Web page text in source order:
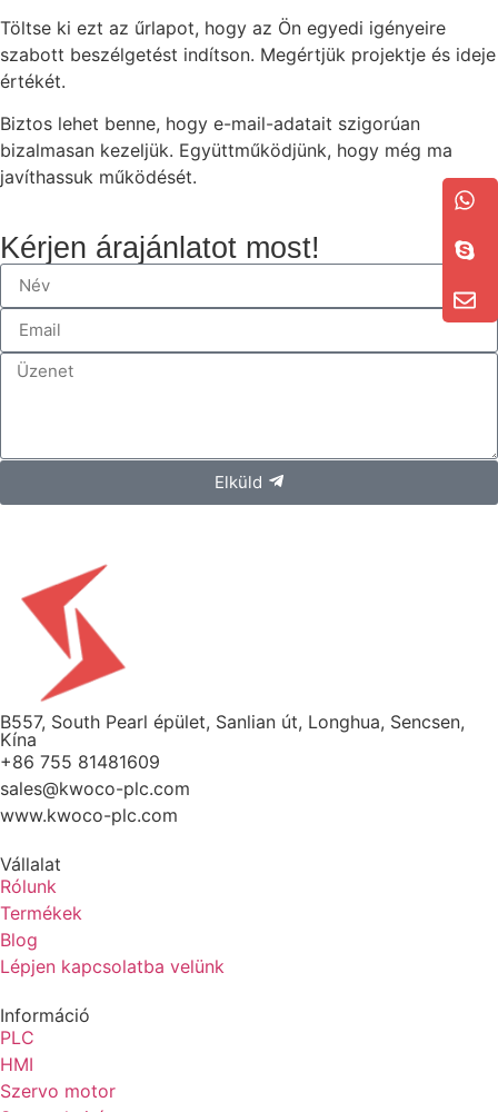
Töltse ki ezt az űrlapot, hogy az Ön egyedi igényeire
szabott beszélgetést indítson. Megértjük projektje és ideje
értékét.
Biztos lehet benne, hogy e-mail-adatait szigorúan
bizalmasan kezeljük. Együttműködjünk, hogy még ma
javíthassuk működését.
Kérjen árajánlatot most!
Elküld
B557, South Pearl épület, Sanlian út, Longhua, Sencsen,
Kína
+86 755 81481609
sales@kwoco-plc.com
www.kwoco-plc.com
Vállalat
Rólunk
Termékek
Blog
Lépjen kapcsolatba velünk
Információ
PLC
HMI
Szervo motor